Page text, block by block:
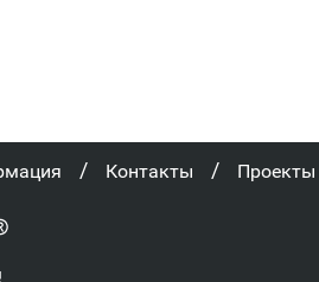
/ Контакты / Проекты